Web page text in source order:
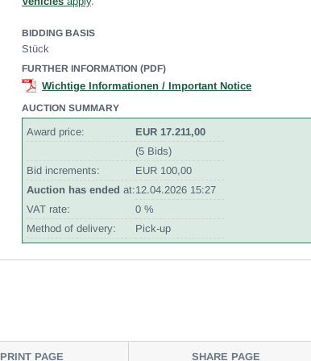
BIDDING BASIS
Stück
FURTHER INFORMATION (PDF)
Wichtige Informationen / Important Notice
AUCTION SUMMARY
Award price:
EUR 17.211,00
(5 Bids)
Bid increments:
EUR 100,00
Auction has ended at:12.04.2026 15:27
VAT rate:
0 %
Method of delivery:
Pick-up
PRINT PAGE SHARE PAGE